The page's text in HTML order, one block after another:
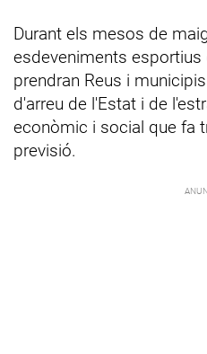
Durant els mesos de
esdeveniments esportius
prendran Reus i
d'arreu de l'Estat i de
econòmic i social que fa
previsió.